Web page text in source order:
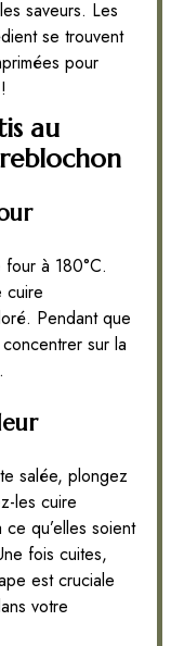
saveurs. Les
se trouvent
pour
au
à 180°C.
cuire
Pendant que
sur la
salée, plongez
les cuire
qu’elles soient
fois cuites,
est cruciale
votre